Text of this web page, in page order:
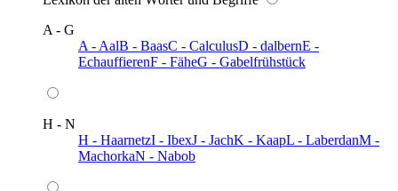
A - G
A - AalB - BaasC - CalculusD - dalbernE -
EchauffierenF - FäheG - Gabelfrühstück
H - N
H - HaarnetzI - IbexJ - JachK - KaapL - LaberdanM -
MachorkaN - Nabob